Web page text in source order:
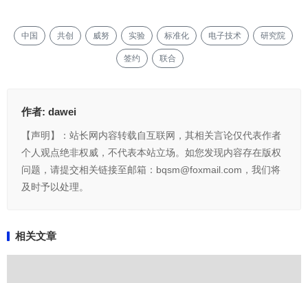
中国 共创 威努 实验 标准化 电子技术 研究院
签约 联合
作者: dawei
【声明】：站长网内容转载自互联网，其相关言论仅代表作者
个人观点绝非权威，不代表本站立场。如您发现内容存在版权
问题，请提交相关链接至邮箱：bqsm@foxmail.com，我们将
及时予以处理。
相关文章